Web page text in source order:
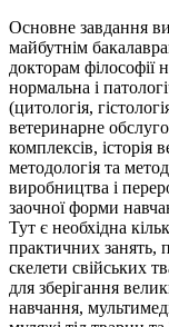
Основне завдання
майбутнім
докторам філософії
нормальна і
(цитологія,
ветеринарне
комплексів, історія
методологія та
виробництва і
заочної форми
Тут є необхідна
практичних занять,
скелети свійських
для зберігання
навчання,